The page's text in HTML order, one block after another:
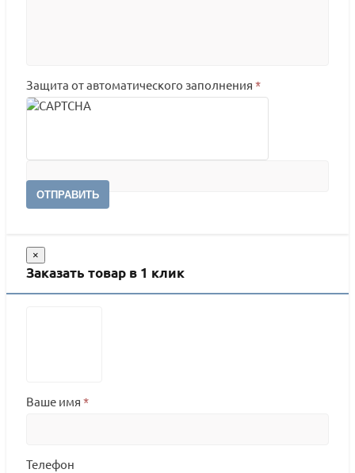
Защита от автоматического заполнения *
ОТПРАВИТЬ
×
Заказать товар в 1 клик
Ваше имя *
Телефон